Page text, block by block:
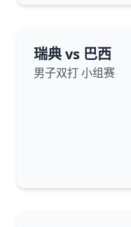
瑞典 vs 巴西
男子双打 小组赛